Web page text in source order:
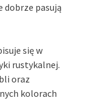
pasują
się w
rustykalnej.
oraz
kolorach